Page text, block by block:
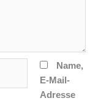
Name,
E-Mail-
Adresse